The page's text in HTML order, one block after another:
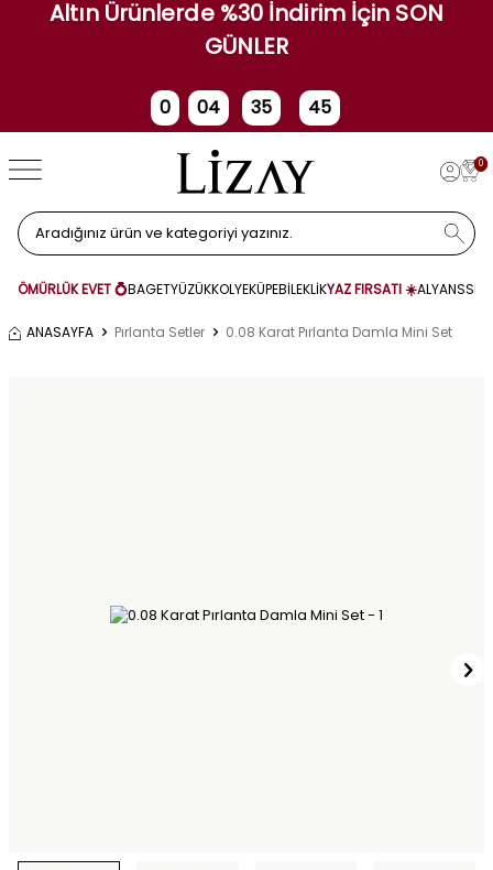
Altın Ürünlerde %30 İndirim İçin SON
GÜNLER
0
Gün
04
Saat
35 45
0
ÖMÜRLÜK EVET 💍BAGETYÜZÜKKOLYEKÜPEBİLEKLİKYAZ FIRSATI ☀️ALYANS
ANASAYFA Pırlanta Setler 0.08 Karat Pırlanta Damla Mini Set